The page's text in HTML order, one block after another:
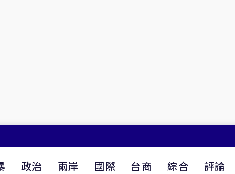
政治 兩岸 國際 台商 綜合 評論